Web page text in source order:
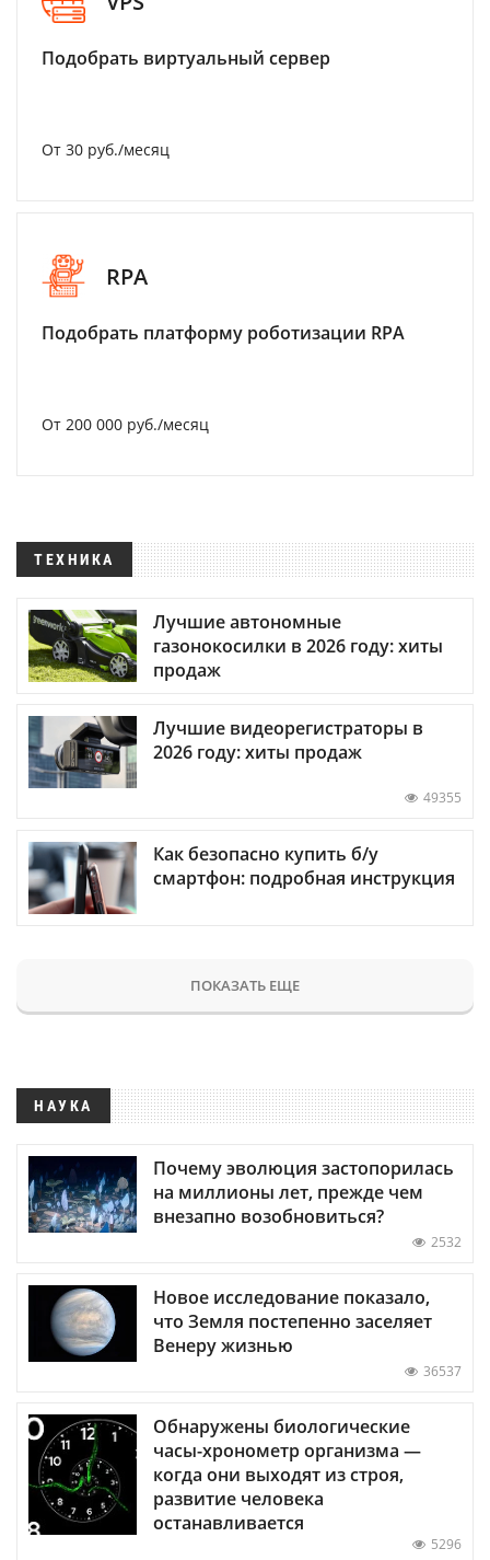
Подобрать виртуальный сервер
От 30 руб./месяц
RPA
Подобрать платформу роботизации RPA
От 200 000 руб./месяц
ТЕХНИКА
Лучшие автономные
газонокосилки в 2026 году: хиты
продаж
Лучшие видеорегистраторы в
2026 году: хиты продаж
49355
Как безопасно купить б/у
смартфон: подробная инструкция
ПОКАЗАТЬ ЕЩЕ
НАУКА
Почему эволюция застопорилась
на миллионы лет, прежде чем
внезапно возобновиться?
2532
Новое исследование показало,
что Земля постепенно заселяет
Венеру жизнью
36537
Обнаружены биологические
часы-хронометр организма —
когда они выходят из строя,
развитие человека
останавливается
5296